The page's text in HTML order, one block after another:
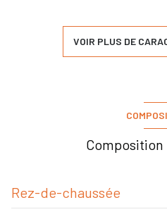
cuisine américaine (équipée)
1 garage(s)
VOIR PLUS DE
Rez-de-chaussée